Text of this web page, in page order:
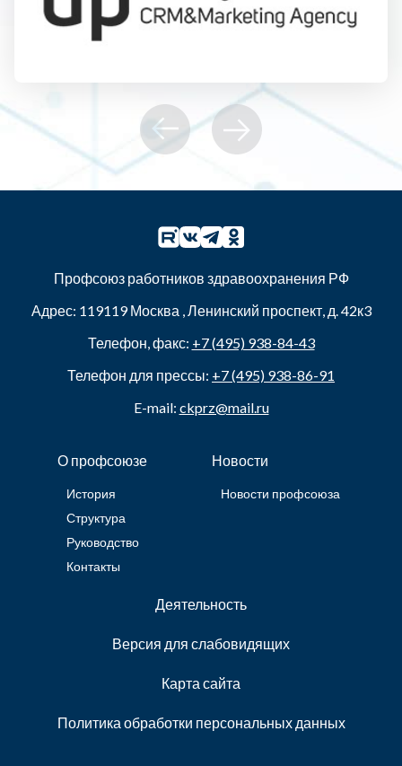
Профсоюз работников здравоохранения РФ
Адрес: 119119Москва ,Ленинский проспект, д. 42к3
Телефон, факс: +7 (495) 938-84-43
Телефон для прессы: +7 (495) 938-86-91
E-mail: ckprz@mail.ru
О профсоюзе
История
Структура
Руководство
Контакты
Новости
Новости профсоюза
Деятельность
Версия для слабовидящих
Карта сайта
Политика обработки персональных данных